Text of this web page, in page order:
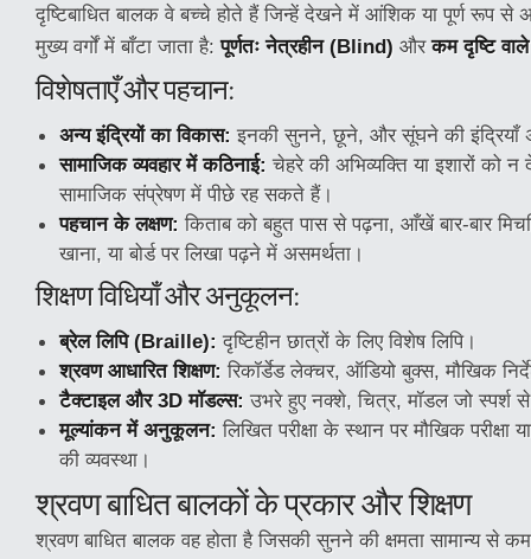
दृष्टिबाधित बालक वे बच्चे होते हैं जिन्हें देखने में आंशिक या पूर्ण रूप से
मुख्य वर्गों में बाँटा जाता है:पूर्णतः नेत्रहीन (Blind) औरकम दृष्टि
विशेषताएँ और पहचान:
अन्य इंद्रियों का विकास: इनकी सुनने, छूने, और सूंघने की इंद्रियाँ
सामाजिक व्यवहार में कठिनाई: चेहरे की अभिव्यक्ति या इशारों को
सामाजिक संप्रेषण में पीछे रह सकते हैं।
पहचान के लक्षण: किताब को बहुत पास से पढ़ना, आँखें बार-बार
खाना, या बोर्ड पर लिखा पढ़ने में असमर्थता।
शिक्षण विधियाँ और अनुकूलन:
ब्रेल लिपि (Braille): दृष्टिहीन छात्रों के लिए विशेष लिपि।
श्रवण आधारित शिक्षण: रिकॉर्डेड लेक्चर, ऑडियो बुक्स, मौखिक
टैक्टाइल और 3D मॉडल्स: उभरे हुए नक्शे, चित्र, मॉडल जो
मूल्यांकन में अनुकूलन: लिखित परीक्षा के स्थान पर मौखिक
की व्यवस्था।
श्रवण बाधित बालकों के प्रकार और शिक्षण
श्रवण बाधित बालक वह होता है जिसकी सुनने की क्षमता सामान्य से